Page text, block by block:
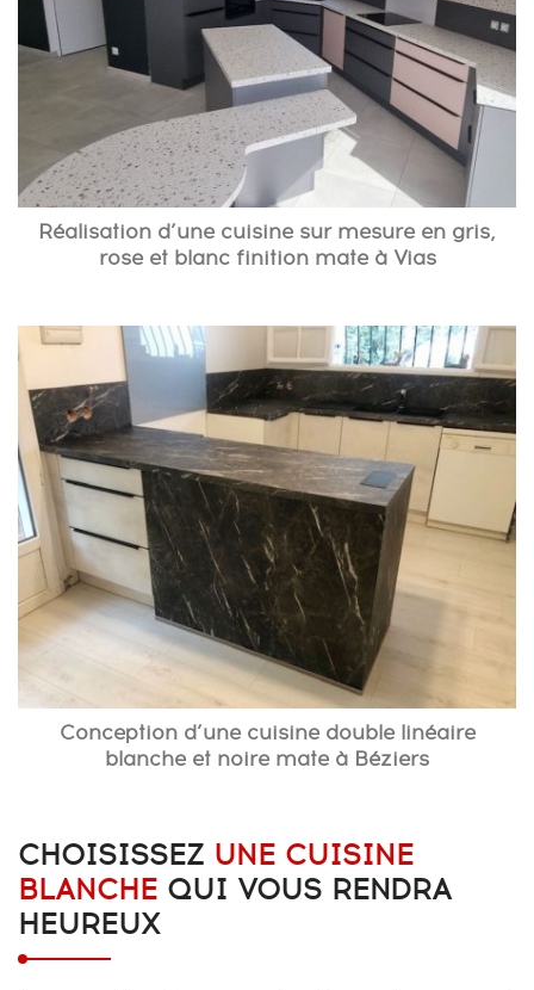
Réalisation d’une cuisine sur mesure en gris,
rose et blanc finition mate à Vias
Conception d’une cuisine double linéaire
blanche et noire mate à Béziers
CHOISISSEZ UNE CUISINE
BLANCHE QUI VOUS RENDRA
HEUREUX